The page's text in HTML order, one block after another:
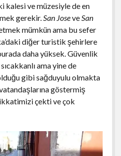
kalesi ve müzesiyle de en
gerekir.San JoseveSan
mümkün ama bu sefer
diğer turistik şehirlere
daha yüksek. Güvenlik
ama yine de
gibi sağduyulu olmakta
göstermiş
çekti ve çok